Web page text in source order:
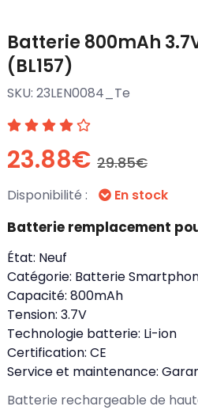
Batterie 800mAh
(BL157)
SKU: 23LEN0084_Te
23.88€ 29.85€
Disponibilité : En stock
Batterie remplacement
État: Neuf
Catégorie: Batterie
Capacité: 800mAh
Tension: 3.7V
Technologie batterie: Li-ion
Certification: CE
Service et maintenance:
Batterie rechargeable de